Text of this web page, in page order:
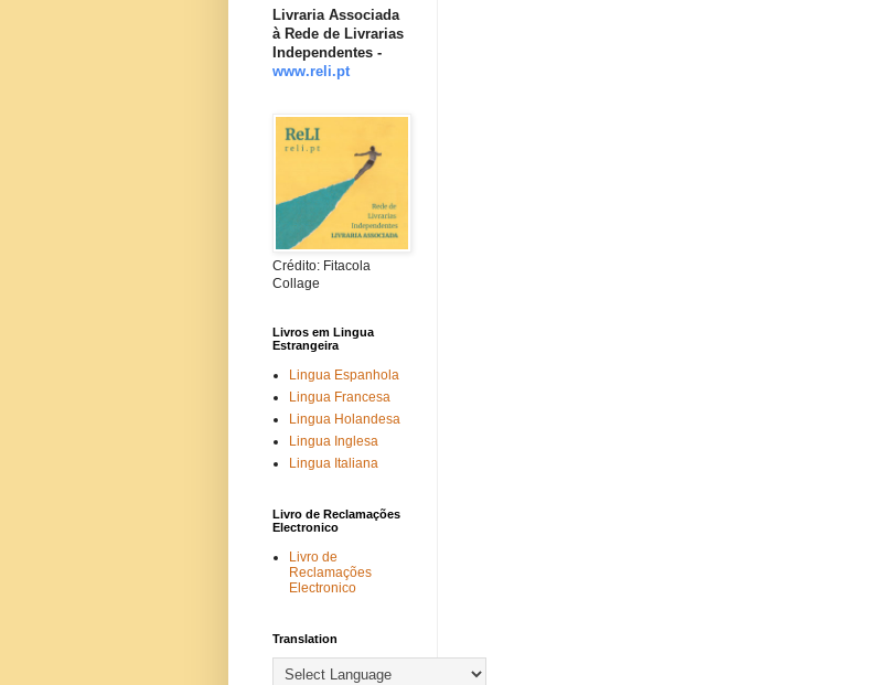
Livraria Associada
à Rede de Livrarias
Independentes -
www.reli.pt
Crédito: Fitacola
Collage
Livros em Lingua
Estrangeira
Lingua Espanhola
Lingua Francesa
Lingua Holandesa
Lingua Inglesa
Lingua Italiana
Livro de Reclamações
Electronico
Livro de
Reclamações
Electronico
Translation